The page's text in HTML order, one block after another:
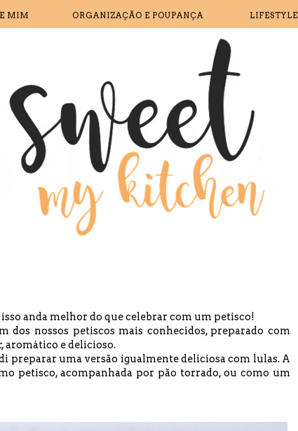
MIM ORGANIZAÇÃO E POUPANÇA LIFESTYLE
anda melhor do que celebrar com um petisco!
dos nossos petiscos mais conhecidos, preparado com
aromático e delicioso.
preparar uma versão igualmente deliciosa com lulas. A
petisco, acompanhada por pão torrado, ou como um